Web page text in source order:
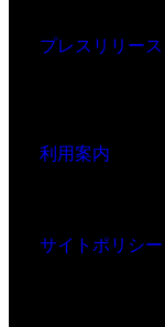
プレスリリース
利用案内
サイトポリシー